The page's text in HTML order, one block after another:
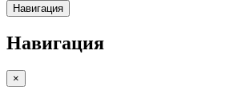
Навигация
Навигация
×